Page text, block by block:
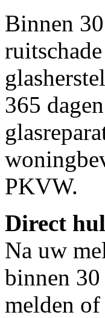
Binnen
365
PKVW.
Direct
Na uw
binnen
melden